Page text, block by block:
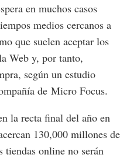
en muchos casos
medios cercanos a
que suelen aceptar los
Web y, por tanto,
según un estudio
de Micro Focus.
la recta final del año en
130,000 millones de
tiendas online no serán